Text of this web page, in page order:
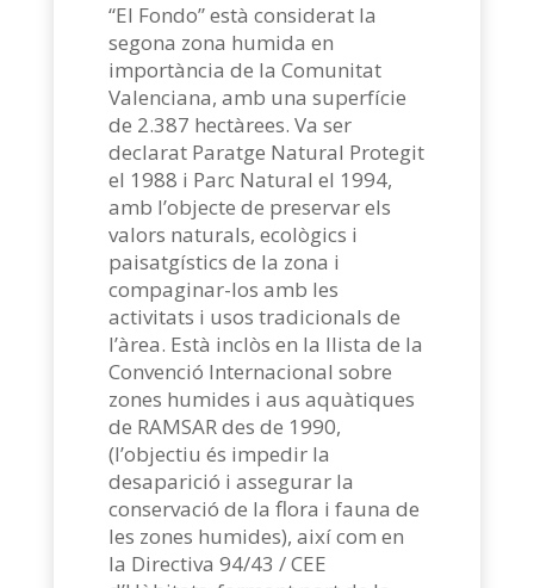
“El Fondo” està considerat la
segona zona humida en
importància de la Comunitat
Valenciana, amb una superfície
de 2.387 hectàrees. Va ser
declarat Paratge Natural Protegit
el 1988 i Parc Natural el 1994,
amb l’objecte de preservar els
valors naturals, ecològics i
paisatgístics de la zona i
compaginar-los amb les
activitats i usos tradicionals de
l’àrea. Està inclòs en la llista de la
Convenció Internacional sobre
zones humides i aus aquàtiques
de RAMSAR des de 1990,
(l’objectiu és impedir la
desaparició i assegurar la
conservació de la flora i fauna de
les zones humides), així com en
la Directiva 94/43 / CEE